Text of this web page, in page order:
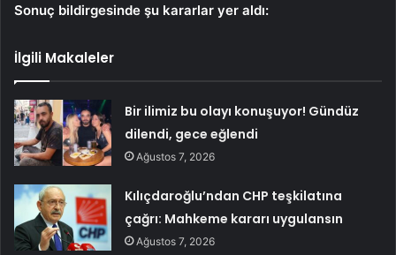
Sonuç bildirgesinde şu kararlar yer aldı:
İlgili Makaleler
Bir ilimiz bu olayı konuşuyor! Gündüz
dilendi, gece eğlendi
Ağustos 7, 2026
Kılıçdaroğlu’ndan CHP teşkilatına
çağrı: Mahkeme kararı uygulansın
Ağustos 7, 2026